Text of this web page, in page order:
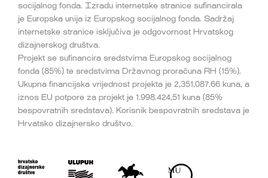
socijalnog fonda. Izradu internetske stranice sufinancirala
je Europska unija iz Europskog socijalnog fonda. Sadržaj
internetske stranice isključiva je odgovornost Hrvatskog
dizajnerskog društva.
Projekt se sufinancira sredstvima Europskog socijalnog
fonda (85%) te sredstvima Državnog proračuna RH (15%).
Ukupna financijska vrijednost projekta je 2,351,087.66 kuna, a
iznos EU potpore za projekt je 1.998.424,51 kuna (85%
bespovratnih sredstava). Korisnik bespovratnih sredstava je
Hrvatsko dizajnersko društvo.